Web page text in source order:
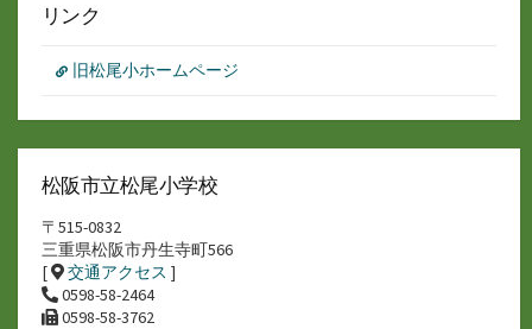
リンク
旧松尾小ホームページ
松阪市立松尾小学校
〒515-0832
三重県松阪市丹生寺町566
[
交通アクセス ]
0598-58-2464
0598-58-3762